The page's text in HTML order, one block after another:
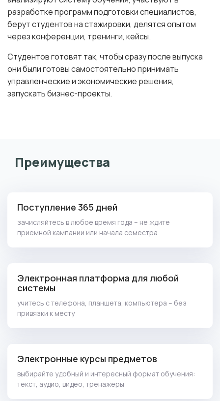
разработке программ подготовки специалистов,
берут студентов на стажировки, делятся опытом
через конференции, тренинги, кейсы.
Студентов готовят так, чтобы сразу после выпуска
они были готовы самостоятельно принимать
управленческие и экономические решения,
запускать бизнес-проекты.
Преимущества
Поступление 365 дней
зачисляйтесь в любое время года – не ждите
приемной кампании или начала семестра
Электронная платформа для любой
системы
учитесь с телефона, планшета, компьютера – без
привязки к месту
Электронные курсы предметов
выбирайте удобный и интересный формат обучения:
текст, аудио, видео, тренажеры